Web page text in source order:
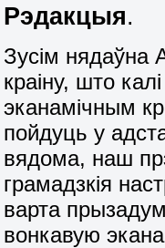
Рэдакцыя.
Зусім нядаўна
краіну, што
эканамічным
пойдуць у
вядома, наш
грамадзкія
варта
вонкавую